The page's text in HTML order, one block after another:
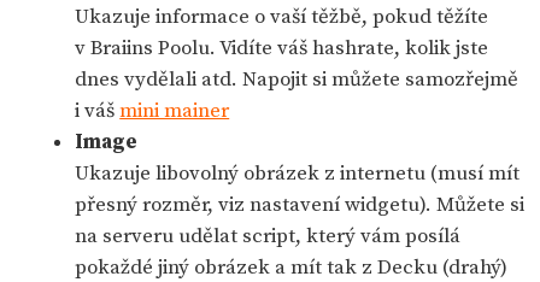
Ukazuje informace o vaší těžbě, pokud těžíte
v Braiins Poolu. Vidíte váš hashrate, kolik jste
dnes vydělali atd. Napojit si můžete samozřejmě
i vášmini mainer
Image
Ukazuje libovolný obrázek z internetu (musí mít
přesný rozměr, viz nastavení widgetu). Můžete si
na serveru udělat script, který vám posílá
pokaždé jiný obrázek a mít tak z Decku (drahý)